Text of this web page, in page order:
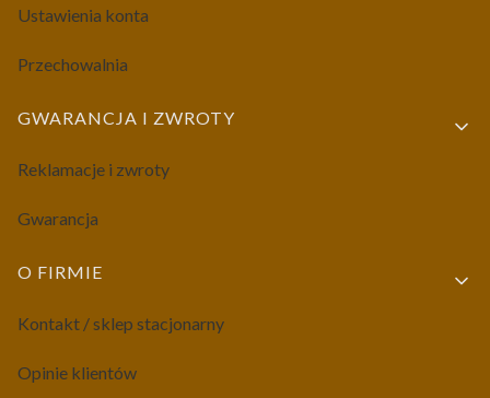
Ustawienia konta
Przechowalnia
GWARANCJA I ZWROTY
Reklamacje i zwroty
Gwarancja
O FIRMIE
Kontakt / sklep stacjonarny
Opinie klientów